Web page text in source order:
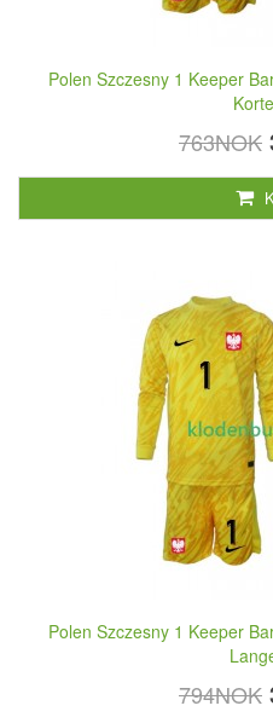
Polen Szczesny 1 Keeper
763NOK
Polen Szczesny 1 Keeper
794NOK